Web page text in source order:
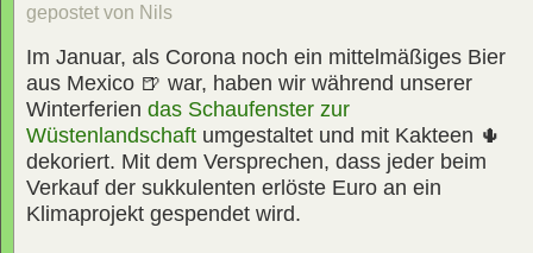
gepostet von Nils
Im Januar, als Corona noch ein mittelmäßiges Bier
aus Mexico 🍺 war, haben wir während unserer
Winterferien das Schaufenster zur
Wüstenlandschaft umgestaltet und mit Kakteen 🌵
dekoriert. Mit dem Versprechen, dass jeder beim
Verkauf der sukkulenten erlöste Euro an ein
Klimaprojekt gespendet wird.